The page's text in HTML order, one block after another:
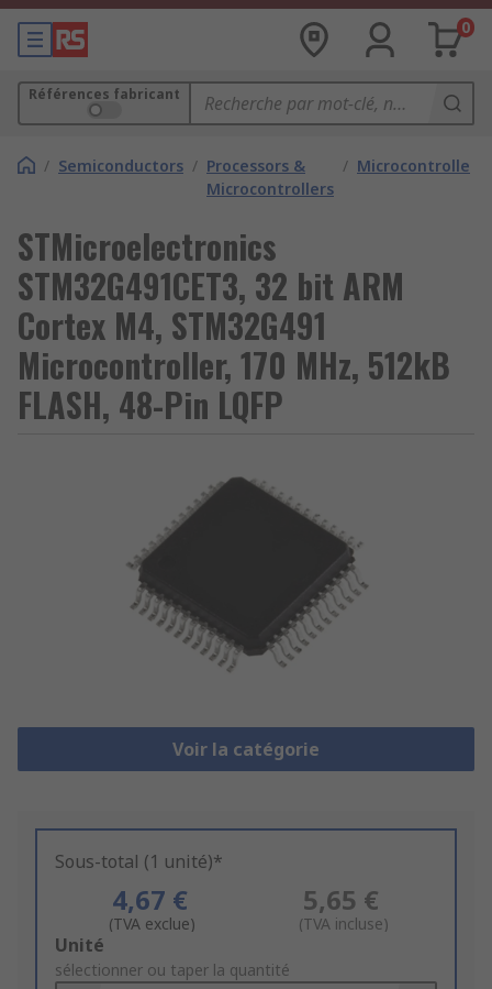
0
Références fabricant
/ Semiconductors / Processors &
Microcontrollers
/ Microcontrollers
STMicroelectronics
STM32G491CET3, 32 bit ARM
Cortex M4, STM32G491
Microcontroller, 170 MHz, 512kB
FLASH, 48-Pin LQFP
Voir la catégorie
Sous-total (1 unité)*
4,67 €
(TVA exclue)
5,65 €
(TVA incluse)
Add
to
Unité
sélectionner ou taper la quantité